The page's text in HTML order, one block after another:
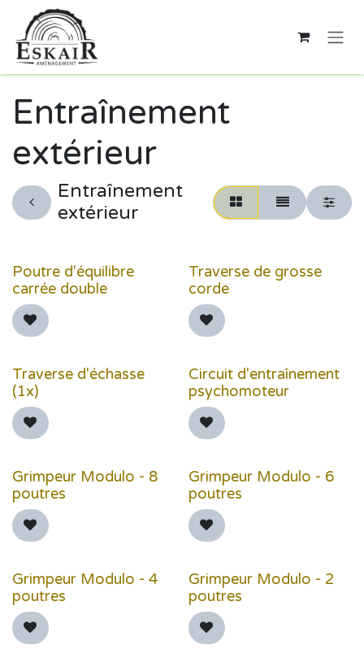
Se rendre au contenu
Entraînement
extérieur
Entraînement
extérieur
Poutre d'équilibre
carrée double
Traverse de grosse
corde
Traverse d'échasse
(1x)
Circuit d'entraînement
psychomoteur
Grimpeur Modulo - 8
poutres
Grimpeur Modulo - 6
poutres
Grimpeur Modulo - 4
poutres
Grimpeur Modulo - 2
poutres